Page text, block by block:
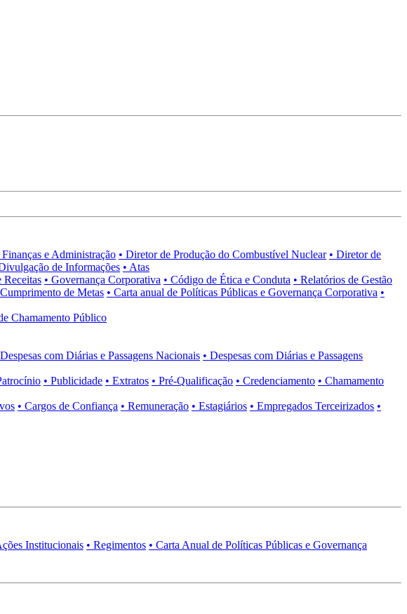
e Administração • Diretor de Produção do Combustível Nuclear • Diretor de
de Informações • Atas
Receitas • Governança Corporativa • Código de Ética e Conduta • Relatórios de Gestão
de Metas • Carta anual de Políticas Públicas e Governança Corporativa •
Chamamento Público
com Diárias e Passagens Nacionais • Despesas com Diárias e Passagens
• Publicidade • Extratos • Pré-Qualificação • Credenciamento • Chamamento
• Cargos de Confiança • Remuneração • Estagiários • Empregados Terceirizados •
Institucionais • Regimentos • Carta Anual de Políticas Públicas e Governança